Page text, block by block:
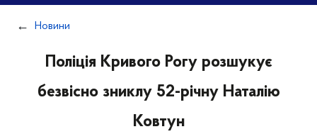
Новини
Поліція Кривого Рогу розшукує
безвісно зниклу 52-річну Наталію
Ковтун